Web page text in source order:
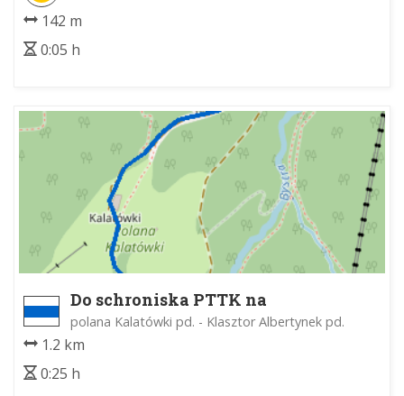
142 m
0:05 h
Do schroniska PTTK na
Kalatówkach
polana Kalatówki pd. - Klasztor Albertynek pd.
1.2 km
0:25 h